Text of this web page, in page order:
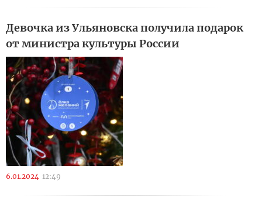
Девочка из Ульяновска получила подарок
от министра культуры России
6.01.2024 12:49